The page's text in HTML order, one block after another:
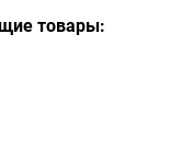
товары: